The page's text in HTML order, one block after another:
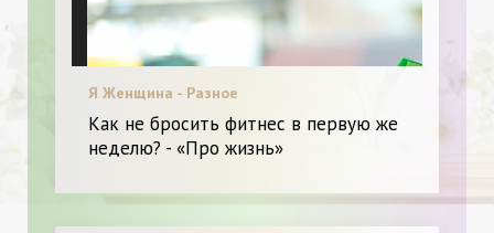
Я Женщина - Разное
Как не бросить фитнес в первую же
неделю? - «Про жизнь»